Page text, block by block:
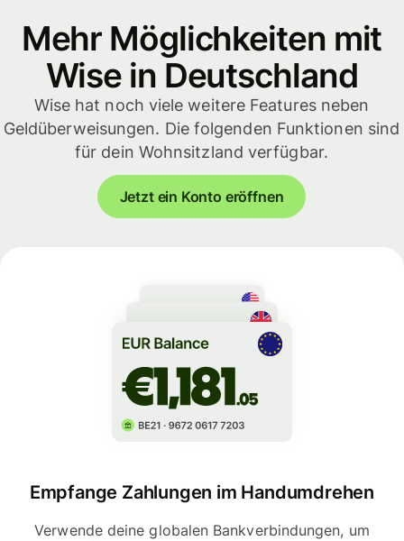
Mehr Möglichkeiten mit
Wise in Deutschland
Wise hat noch viele weitere Features neben
Geldüberweisungen. Die folgenden Funktionen sind
für dein Wohnsitzland verfügbar.
Jetzt ein Konto eröffnen
Empfange Zahlungen im Handumdrehen
Verwende deine globalen Bankverbindungen, um